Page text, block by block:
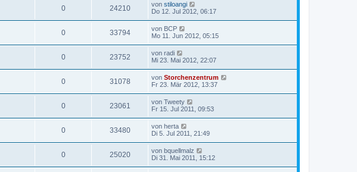
0 24210 von stiloangi
Do 12. Jul 2012, 06:17
0 33794 von BCP
Mo 11. Jun 2012, 05:15
0 23752 von radi
Mi 23. Mai 2012, 22:07
0 31078 von Storchenzentrum
Fr 23. Mär 2012, 13:37
0 23061 von Tweety
Fr 15. Jul 2011, 09:53
0 33480 von herta
Di 5. Jul 2011, 21:49
0 25020 von bquellmalz
Di 31. Mai 2011, 15:12